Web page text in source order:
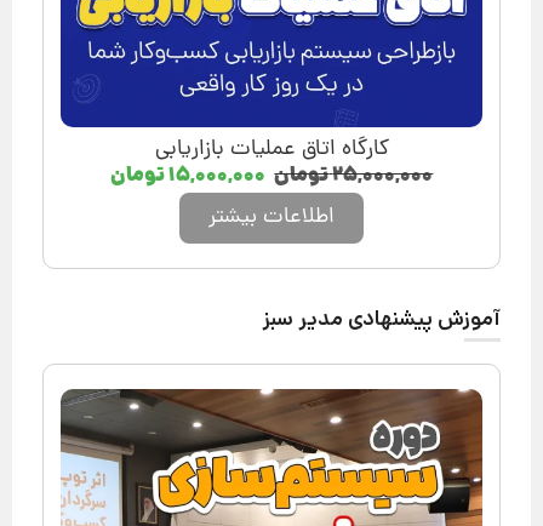
کارگاه اتاق عملیات بازاریابی
۲۵,۰۰۰,۰۰۰تومان ۱۵,۰۰۰,۰۰۰تومان
اطلاعات بیشتر
آموزش پیشنهادی مدیر سبز